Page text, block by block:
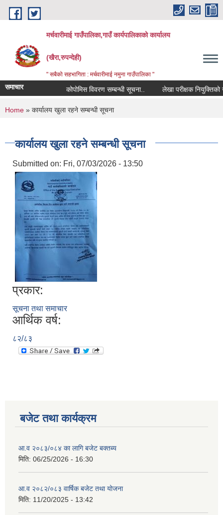
Skip to main content
मर्चवारीमाई गाउँपालिका,गाउँ कार्यपालिकाको कार्यालय
(खैरा,रुपन्देही)
" सबैको सहभागिता : मर्चवारीमाई नमुना गाउँपालिका "
समाचार कोपोमिस विवरण सम्बन्धी सूचना.. लेखा परीक्षक नियुक्तिको
You are here
Home » कार्यालय खुला रहने सम्बन्धी सूचना
कार्यालय खुला रहने सम्बन्धी सूचना
Submitted on: Fri, 07/03/2026 - 13:50
प्रकार:
सूचना तथा समाचार
आर्थिक वर्ष:
८२/८३
बजेट तथा कार्यक्रम
आ.व २०८३/०८४ का लागि बजेट बक्तब्य
मिति: 06/25/2026 - 16:30
आ.व २०८२/०८३ वार्षिक बजेट तथा योजना
मिति: 11/20/2025 - 13:42